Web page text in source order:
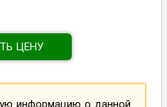
ЦЕНУ
информацию о данной